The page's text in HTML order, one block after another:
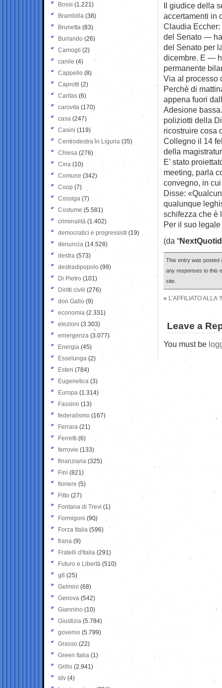
Il giudice della
accertamenti in
Claudia Eccher:
del Senato —
del Senato per
dicembre. E —
permanente
Via al processo
Perchè di
appena fuori
Adesione
poliziotti della
ricostruire cosa
Collegno il 14
della
E’ stato
meeting, parla
convegno, in
Disse:
qualunque
schifezza che è
Per il suo
(da “
This entry was posted
any responses to this
site.
« L’AFFILIATO
Leave a
You must be
Bossi (1.221)
Brambilla (38)
Brunetta (83)
Burlando (26)
Camogli (2)
canile (4)
Cappello (8)
Caprotti (2)
Caritas (6)
carovita (170)
casa (247)
Casini (119)
Centrodestra in Liguria (35)
Chiesa (276)
Cina (10)
Comune (342)
Coop (7)
Cossiga (7)
Costume (5.581)
criminalità (1.402)
democratici e progressisti (19)
denuncia (14.528)
destra (573)
destradipopolo (99)
Di Pietro (101)
Diritti civili (276)
don Gallo (9)
economia (2.331)
elezioni (3.303)
emergenza (3.077)
Energia (45)
Esselunga (2)
Esteri (784)
Eugenetica (3)
Europa (1.314)
Fassino (13)
federalismo (167)
Ferrara (21)
Ferretti (6)
ferrovie (133)
finanziaria (325)
Fini (821)
fioriere (5)
Fitto (27)
Fontana di Trevi (1)
Formigoni (90)
Forza Italia (596)
frana (9)
Fratelli d'Italia (291)
Futuro e Libertà (510)
g8 (25)
Gelmini (68)
Genova (542)
Giannino (10)
Giustizia (5.784)
governo (5.799)
Grasso (22)
Green Italia (1)
Grillo (2.941)
Idv (4)